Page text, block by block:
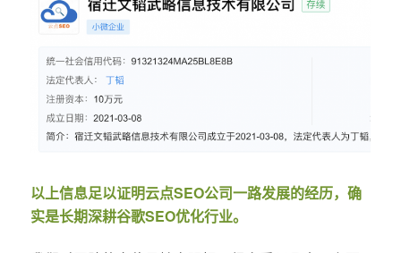
以上信息足以证明云点SEO公司一路发展的经历，确
实是长期深耕谷歌SEO优化行业。